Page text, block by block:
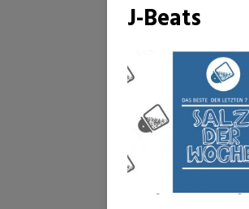
J-Beats